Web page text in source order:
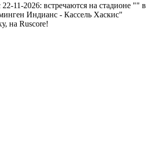
11-2026: встречаются на стадионе "" в
Индианс - Кассель Хаскис"
на Ruscore!